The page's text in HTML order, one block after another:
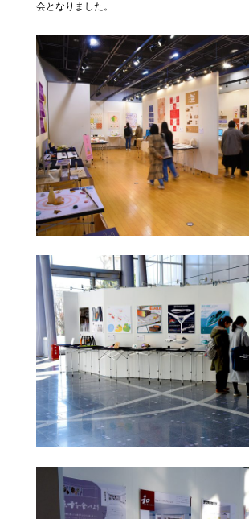
会となりました。